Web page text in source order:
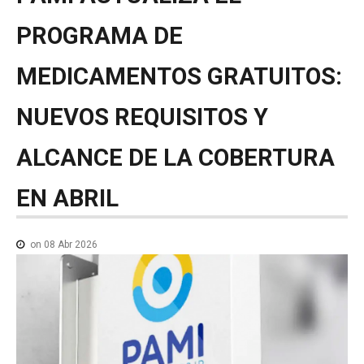
NOTICIAS MEDICAMENTOS
CONTACTO
PROGRAMA DE
MEDICAMENTOS GRATUITOS:
NUEVOS REQUISITOS Y
ALCANCE DE LA COBERTURA
EN ABRIL
on 08 Abr 2026